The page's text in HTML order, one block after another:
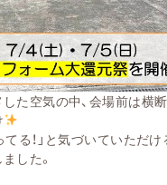
た空気の中、会場前は横
てる！」と気づいていただ
した。